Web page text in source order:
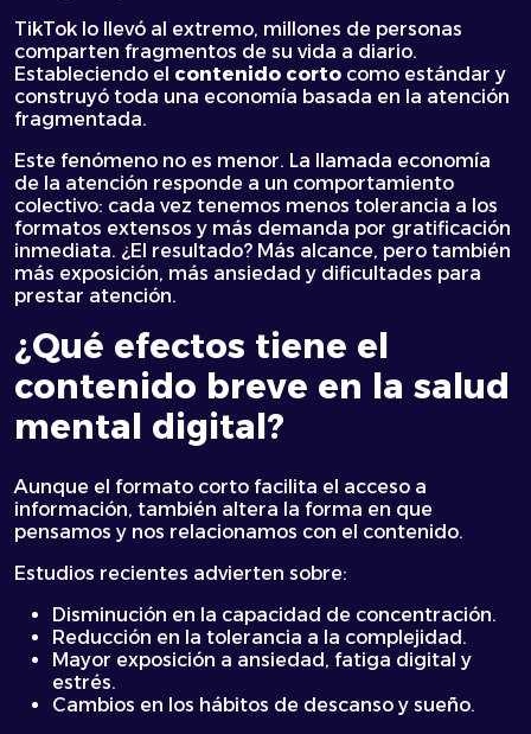
TikTok lo llevó al extremo, millones de personas
comparten fragmentos de su vida a diario.
Estableciendo el contenido corto como estándar y
construyó toda una economía basada en la atención
fragmentada.
Este fenómeno no es menor. La llamada economía
de la atención responde a un comportamiento
colectivo: cada vez tenemos menos tolerancia a los
formatos extensos y más demanda por gratificación
inmediata. ¿El resultado? Más alcance, pero también
más exposición, más ansiedad y dificultades para
prestar atención.
¿Qué efectos tiene el
contenido breve en la salud
mental digital?
Aunque el formato corto facilita el acceso a
información, también altera la forma en que
pensamos y nos relacionamos con el contenido.
Estudios recientes advierten sobre:
Disminución en la capacidad de concentración.
Reducción en la tolerancia a la complejidad.
Mayor exposición a ansiedad, fatiga digital y
estrés.
Cambios en los hábitos de descanso y sueño.